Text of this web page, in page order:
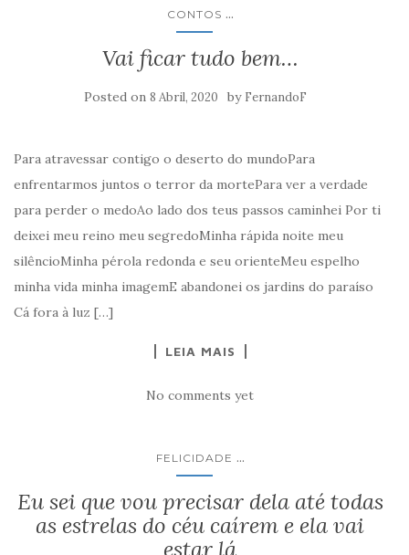
CONTOS ...
Vai ficar tudo bem…
Posted on 8 Abril, 2020 by FernandoF
Para atravessar contigo o deserto do mundoPara
enfrentarmos juntos o terror da mortePara ver a verdade
para perder o medoAo lado dos teus passos caminhei Por ti
deixei meu reino meu segredoMinha rápida noite meu
silêncioMinha pérola redonda e seu orienteMeu espelho
minha vida minha imagemE abandonei os jardins do paraíso
Cá fora à luz […]
LEIA MAIS
No comments yet
FELICIDADE ...
Eu sei que vou precisar dela até todas
as estrelas do céu caírem e ela vai
estar lá